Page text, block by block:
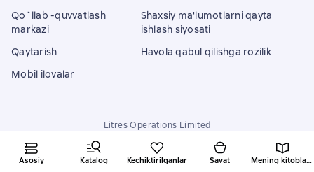
Asosiy Katalog Kechiktirilganlar Savat Mening kitoblarim
Qo`llab -quvvatlash
markazi
Qaytarish
Mobil ilovalar
Shaxsiy ma'lumotlarni qayta
ishlash siyosati
Havola qabul qilishga rozilik
Litres Operations Limited